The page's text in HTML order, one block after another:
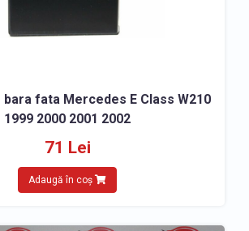
bara fata Mercedes E Class W210
1999 2000 2001 2002
71 Lei
Adaugă în coș